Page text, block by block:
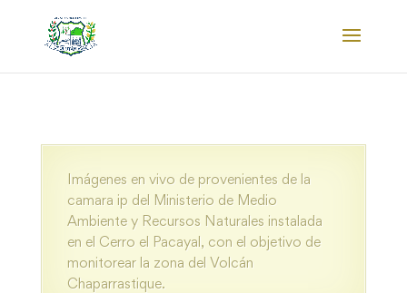
Imágenes en vivo de provenientes de la
camara ip del Ministerio de Medio
Ambiente y Recursos Naturales instalada
en el Cerro el Pacayal, con el objetivo de
monitorear la zona del Volcán
Chaparrastique.